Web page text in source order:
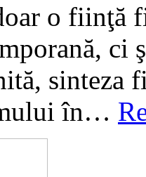
o fiinţă
în…